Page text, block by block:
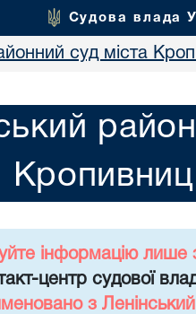
Судова влада
суд міста
інформацію лише
центр судової
з